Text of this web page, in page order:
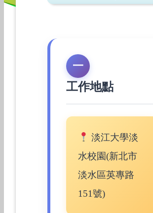
一
工作地點
淡江大學淡
水校園(新北市
淡水區英專路
151號)